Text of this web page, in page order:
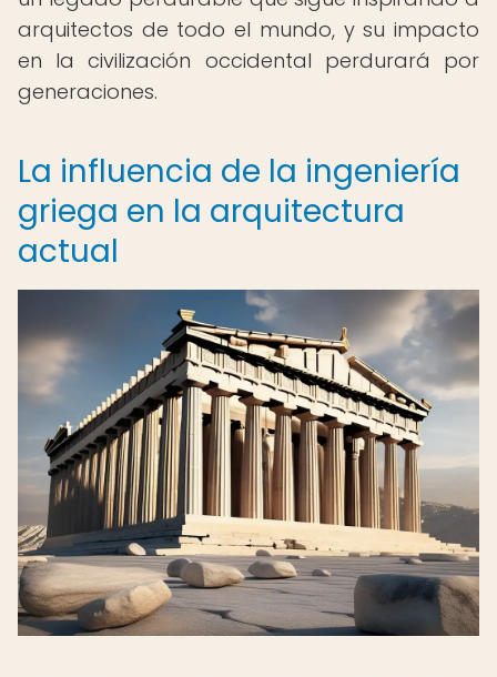
arquitectos de todo el mundo, y su impacto
en la civilización occidental perdurará por
generaciones.
La influencia de la ingeniería
griega en la arquitectura
actual